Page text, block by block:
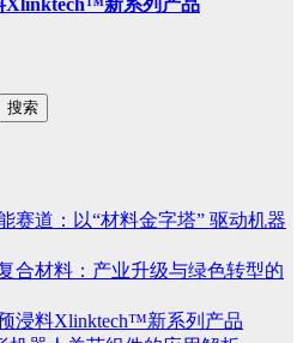
Xlinktech™新系列产品
搜索
赛道：以“材料金字塔” 驱动机器
合材料：产业升级与绿色转型的
浸料Xlinktech™新系列产品